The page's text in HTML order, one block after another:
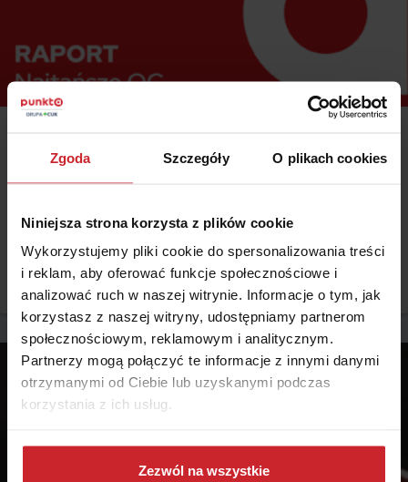
Zgoda Szczegóły O plikach cookies
Niniejsza strona korzysta z plików cookie
Wykorzystujemy pliki cookie do spersonalizowania treści
i reklam, aby oferować funkcje społecznościowe i
analizować ruch w naszej witrynie. Informacje o tym, jak
korzystasz z naszej witryny, udostępniamy partnerom
społecznościowym, reklamowym i analitycznym.
Partnerzy mogą połączyć te informacje z innymi danymi
otrzymanymi od Ciebie lub uzyskanymi podczas
korzystania z ich usług.
Dowiedz się więcej na temat tego, kim jesteśmy, jak
można się z nami skontaktować i w jaki sposób
Zezwól na wszystkie
Prognozowana średnia cena za OC w sierpniu 2026 r. wynosi 649 zł
miesiącach ceny polis ustabilizowały się, różnice pomiędzy stawkami
za ubezpieczenie są ogromne. Jedni płacą zaledwie nieco ponad
500 zł, inni – powyżej 1500 zł. Gdzie znaleźć najtańsze OC w Polsce
i jak obniżyć koszty ubezpieczenia samochodu? Odpowiadamy na
podstawie najnowszych danych z rynku.
Czytaj więcej